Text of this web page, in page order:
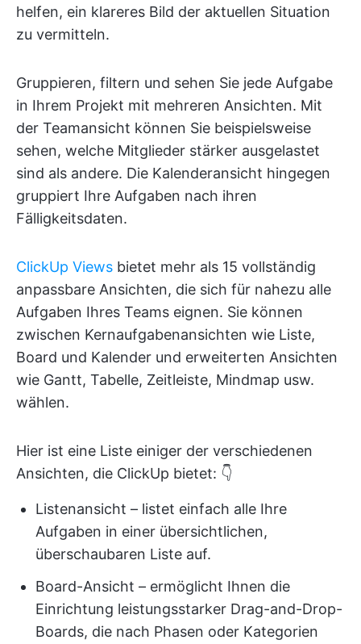
helfen, ein klareres Bild der aktuellen Situation
zu vermitteln.
Gruppieren, filtern und sehen Sie jede Aufgabe
in Ihrem Projekt mit mehreren Ansichten. Mit
der Teamansicht können Sie beispielsweise
sehen, welche Mitglieder stärker ausgelastet
sind als andere. Die Kalenderansicht hingegen
gruppiert Ihre Aufgaben nach ihren
Fälligkeitsdaten.
ClickUp Views bietet mehr als 15 vollständig
anpassbare Ansichten, die sich für nahezu alle
Aufgaben Ihres Teams eignen. Sie können
zwischen Kernaufgabenansichten wie Liste,
Board und Kalender und erweiterten Ansichten
wie Gantt, Tabelle, Zeitleiste, Mindmap usw.
wählen.
Hier ist eine Liste einiger der verschiedenen
Ansichten, die ClickUp bietet: 👇
Listenansicht – listet einfach alle Ihre
Aufgaben in einer übersichtlichen,
überschaubaren Liste auf.
Board-Ansicht – ermöglicht Ihnen die
Einrichtung leistungsstarker Drag-and-Drop-
Boards, die nach Phasen oder Kategorien